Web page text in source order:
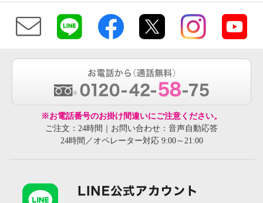
※お電話番号のお掛け間違いにご注意ください。
ご注文：24時間｜お問い合わせ：音声自動応答
24時間／オペレーター対応 9:00～21:00